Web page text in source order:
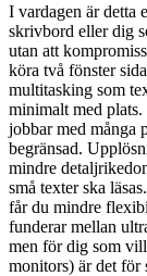
I vardagen är detta
skrivbord eller dig
utan att
köra två fönster
multitasking som
minimalt med
jobbar med många
begränsad.
mindre
små texter ska
får du mindre
funderar mellan
men för dig som
monitors) är det för